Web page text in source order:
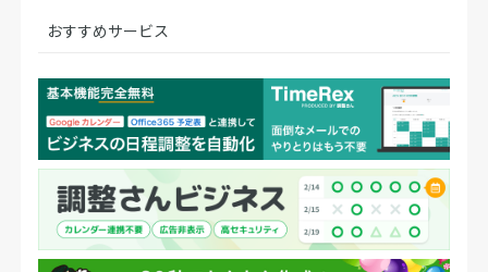
おすすめサービス